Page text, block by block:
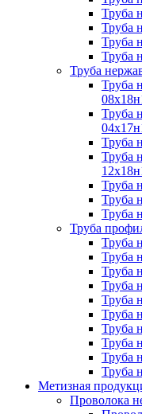
Труба
Труба
Труба
Труба
Труба
Труба
Труба
Труба
Труба
Труба
Труба
Труба
Труба
Труба
Труба
Труба
Труба
Труба
Труба
Труба
Труба
Труба
Труба
Метизная
Проволока